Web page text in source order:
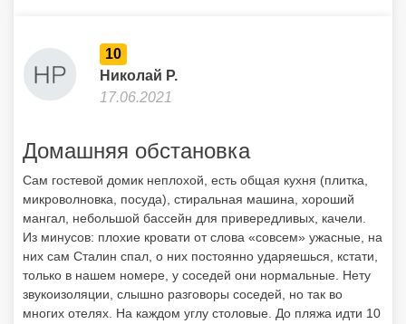
10
Николай Р.
17.06.2021
Домашняя обстановка
Сам гостевой домик неплохой, есть общая кухня (плитка,
микроволновка, посуда), стиральная машина, хороший
мангал, небольшой бассейн для привередливых, качели.
Из минусов: плохие кровати от слова «совсем» ужасные, на
них сам Сталин спал, о них постоянно ударяешься, кстати,
только в нашем номере, у соседей они нормальные. Нету
звукоизоляции, слышно разговоры соседей, но так во
многих отелях. На каждом углу столовые. До пляжа идти 10